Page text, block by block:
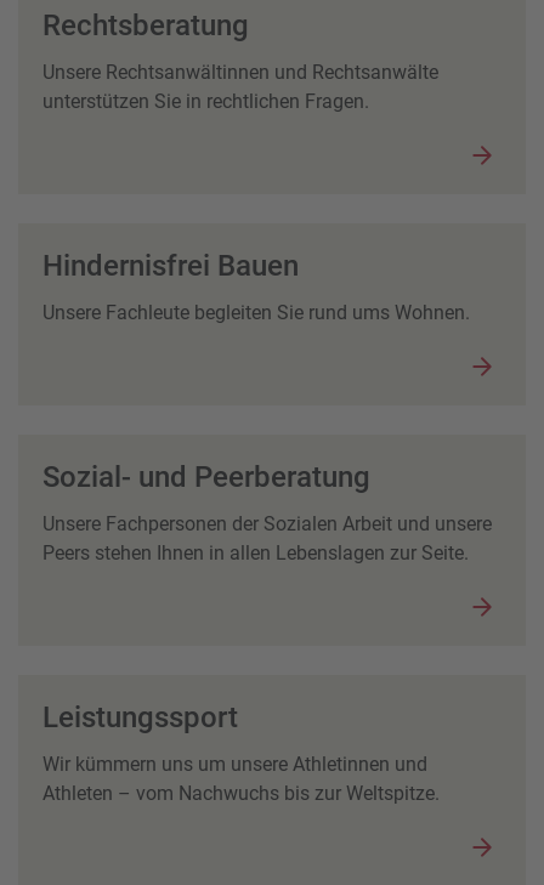
Rechtsberatung
Unsere Rechtsanwältinnen und Rechtsanwälte
unterstützen Sie in rechtlichen Fragen.
Hindernisfrei Bauen
Unsere Fachleute begleiten Sie rund ums Wohnen.
Sozial- und Peerberatung
Unsere Fachpersonen der Sozialen Arbeit und unsere
Peers stehen Ihnen in allen Lebenslagen zur Seite.
Leistungssport
Wir kümmern uns um unsere Athletinnen und
Athleten – vom Nachwuchs bis zur Weltspitze.